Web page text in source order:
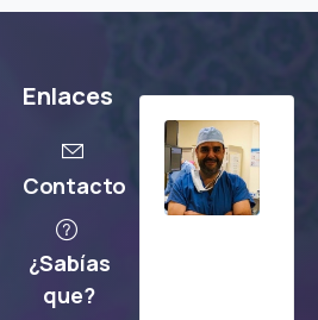
Enlaces
Contacto
¿Sabías
que?